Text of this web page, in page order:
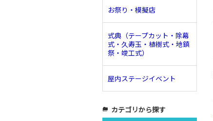
お祭り・模擬店
式典（テープカット・除幕
式・久寿玉・植樹式・地鎮
祭・竣工式）
屋内ステージイベント
folder_copy カテゴリから探す